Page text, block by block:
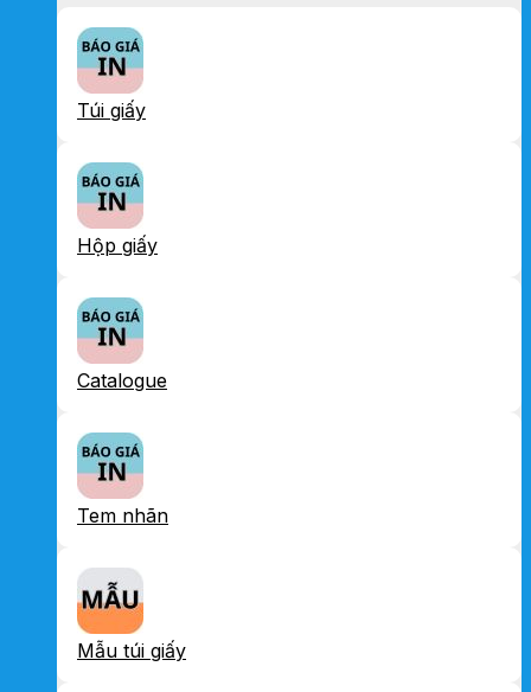
Túi giấy
Hộp giấy
Catalogue
Tem nhãn
Mẫu túi giấy